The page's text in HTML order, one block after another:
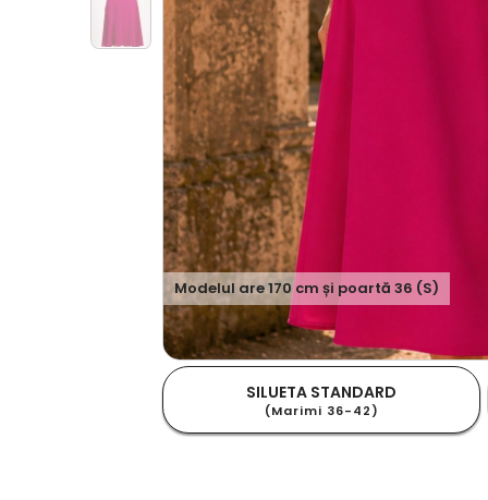
Modelul are170cm și poartă36 (S)
SILUETA STANDARD
(Marimi 36-42)